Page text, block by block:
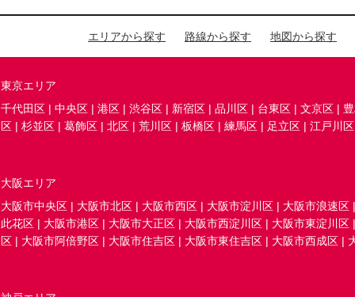
エリアから探す 路線から探す 地図から探す
東京エリア
千代田区 | 中央区 | 港区 | 渋谷区 | 新宿区 | 品川区 | 台東区 | 文京区 |
区 | 杉並区 | 葛飾区 | 北区 | 荒川区 | 板橋区 | 練馬区 | 足立区 | 江戸川区
大阪エリア
大阪市中央区 | 大阪市北区 | 大阪市西区 | 大阪市淀川区 | 大阪市浪速区
此花区 | 大阪市港区 | 大阪市大正区 | 大阪市西淀川区 | 大阪市東淀川区
区 | 大阪市阿倍野区 | 大阪市住吉区 | 大阪市東住吉区 | 大阪市西成区 |